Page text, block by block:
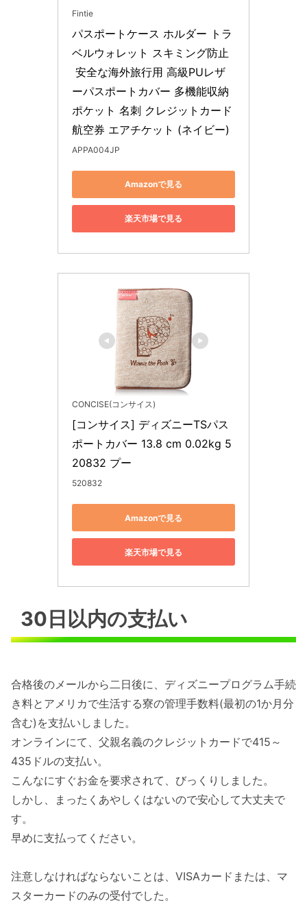
Fintie
パスポートケース ホルダー トラ
ベルウォレット スキミング防止
安全な海外旅行用 高級PUレザ
ーパスポートカバー 多機能収納
ポケット 名刺 クレジットカード
航空券 エアチケット (ネイビー)
APPA004JP
Amazonで見る
楽天市場で見る
CONCISE(コンサイス)
[コンサイス] ディズニーTSパス
ポートカバー 13.8 cm 0.02kg 5
20832 プー
520832
Amazonで見る
楽天市場で見る
30日以内の支払い
合格後のメールから二日後に、ディズニープログラム手続
き料とアメリカで生活する寮の管理手数料(最初の1か月分
含む)を支払いしました。
オンラインにて、父親名義のクレジットカードで415～
435ドルの支払い。
こんなにすぐお金を要求されて、びっくりしました。
しかし、まったくあやしくはないので安心して大丈夫で
す。
早めに支払ってください。
注意しなければならないことは、VISAカードまたは、マ
スターカードのみの受付でした。